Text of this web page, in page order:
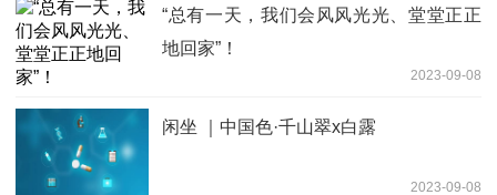
“总有一天，我们会风风光光、堂堂正正
地回家”！
2023-09-08
闲坐 ｜中国色·千山翠x白露
2023-09-08